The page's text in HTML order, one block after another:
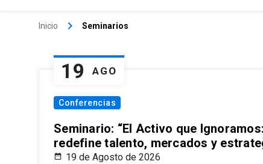
Inicio keyboard_arrow_right Seminarios
19 AGO
Conferencias
Seminario: “El Activo que
redefine talento, mercados y
19 de Agosto de 2026